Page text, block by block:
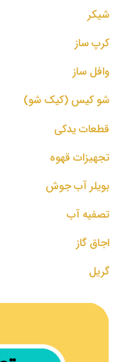
شیکر
کرپ ساز
وافل ساز
شو کیس (کیک شو)
قطعات یدکی
تجهیزات قهوه
بویلر آب جوش
تصفیه آب
اجاق گاز
گریل